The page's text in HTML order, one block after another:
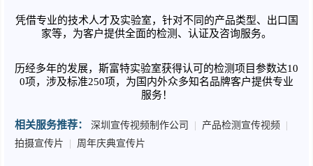
凭借专业的技术人才及实验室，针对不同的产品类型、出口国
家等，为客户提供全面的检测、认证及咨询服务。
历经多年的发展，斯富特实验室获得认可的检测项目参数达10
0项，涉及标准250项，为国内外众多知名品牌客户提供专业
服务！
相关服务推荐： 深圳宣传视频制作公司 产品检测宣传视频
拍摄宣传片
周年庆典宣传片